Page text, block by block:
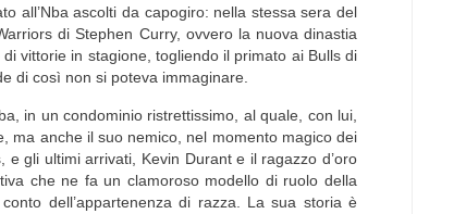
all’Nba ascolti da capogiro: nella stessa sera del
di Stephen Curry, ovvero la nuova dinastia
vittorie in stagione, togliendo il primato ai Bulls di
di così non si poteva immaginare.
in un condominio ristrettissimo, al quale, con lui,
ma anche il suo nemico, nel momento magico dei
gli ultimi arrivati, Kevin Durant e il ragazzo d’oro
che ne fa un clamoroso modello di ruolo della
dell’appartenenza di razza. La sua storia è